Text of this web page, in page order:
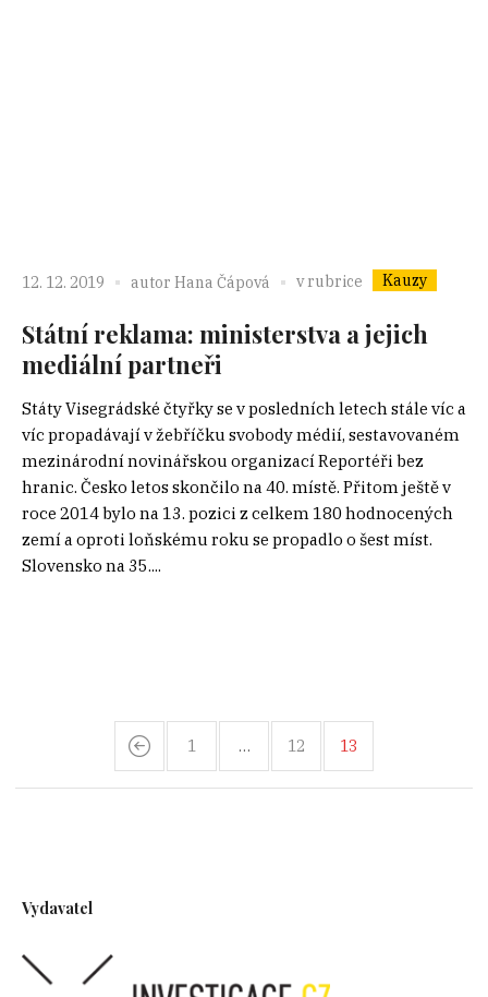
12. 12. 2019 autor Hana Čápová v rubrice Kauzy
Státní reklama: ministerstva a jejich
mediální partneři
Státy Visegrádské čtyřky se v posledních letech stále víc a
víc propadávají v žebříčku svobody médií, sestavovaném
mezinárodní novinářskou organizací Reportéři bez
hranic. Česko letos skončilo na 40. místě. Přitom ještě v
roce 2014 bylo na 13. pozici z celkem 180 hodnocených
zemí a oproti loňskému roku se propadlo o šest míst.
Slovensko na 35....
1 … 12 13
Vydavatel